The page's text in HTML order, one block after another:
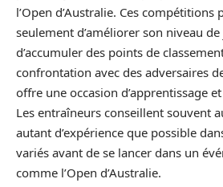
l’Open d’Australie. Ces
seulement d’améliorer son niveau
d’accumuler des points de
confrontation avec des adversaires
offre une occasion d’apprentissage
Les entraîneurs conseillent souvent
autant d’expérience que possible
variés avant de se lancer dans un
comme l’Open d’Australie.